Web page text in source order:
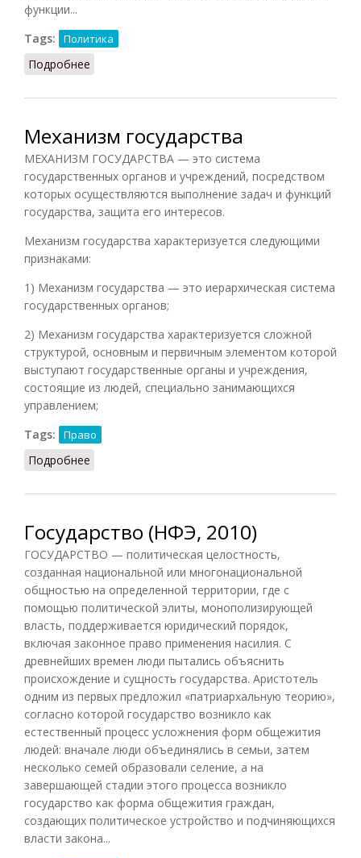
функции...
Tags:
Политика
Подробнее
Механизм государства
МЕХАНИЗМ ГОСУДАРСТВА — это система
государственных органов и учреждений, посредством
которых осуществляются выполнение задач и функций
государства, защита его интересов.
Механизм государства характеризуется следующими
признаками:
1) Механизм государства — это иерархическая система
государственных органов;
2) Механизм государства характеризуется сложной
структурой, основным и первичным элементом которой
выступают государственные органы и учреждения,
состоящие из людей, специально занимающихся
управлением;
Tags:
Право
Подробнее
Государство (НФЭ, 2010)
ГОСУДАРСТВО — политическая целостность,
созданная национальной или многонациональной
общностью на определенной территории, где с
помощью политической элиты, монополизирующей
власть, поддерживается юридический порядок,
включая законное право применения насилия. С
древнейших времен люди пытались объяснить
происхождение и сущность государства. Аристотель
одним из первых предложил «патриархальную теорию»,
согласно которой государство возникло как
естественный процесс усложнения форм общежития
людей: вначале люди объединялись в семьи, затем
несколько семей образовали селение, а на
завершающей стадии этого процесса возникло
государство как форма общежития граждан,
создающих политическое устройство и подчиняющихся
власти закона...